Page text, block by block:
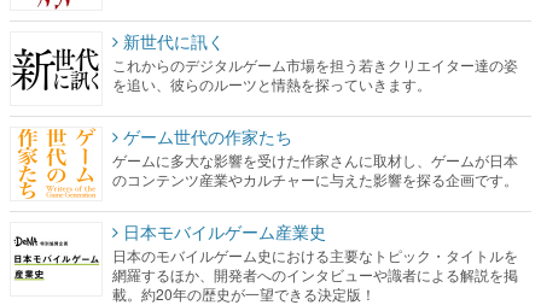
新世代に訊く
これからのデジタルゲーム市場を担う若きクリエイター達の姿
を追い、彼らのルーツと情熱を探っていきます。
ゲーム世代の作家たち
ゲームに多大な影響を受けた作家さんに取材し、ゲームが日本
のコンテンツ産業やカルチャーに与えた影響を探る企画です。
日本モバイルゲーム産業史
日本のモバイルゲーム史における主要なトピック・タイトルを
網羅するほか、開発者へのインタビューや識者による解説を掲
載。約20年の歴史が一望できる決定版！